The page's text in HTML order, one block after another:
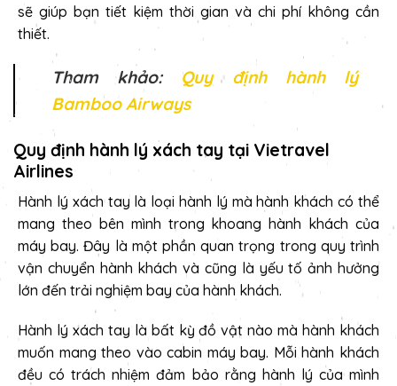
sẽ giúp bạn tiết kiệm thời gian và chi phí không cần
thiết.
Tham khảo: Quy định hành lý
Bamboo Airways
Quy định hành lý xách tay tại Vietravel
Airlines
Hành lý xách tay là loại hành lý mà hành khách có thể
mang theo bên mình trong khoang hành khách của
máy bay. Đây là một phần quan trọng trong quy trình
vận chuyển hành khách và cũng là yếu tố ảnh hưởng
lớn đến trải nghiệm bay của hành khách.
Hành lý xách tay là bất kỳ đồ vật nào mà hành khách
muốn mang theo vào cabin máy bay. Mỗi hành khách
đều có trách nhiệm đảm bảo rằng hành lý của mình